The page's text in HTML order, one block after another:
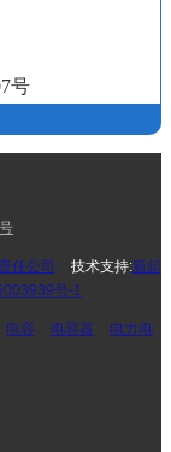
号
任公司 技术支持:新起
号-1
电容 电容器
电力电